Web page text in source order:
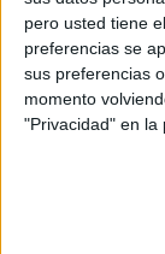
pero usted tiene
preferencias se
sus preferencias
momento
"Privacidad" en la